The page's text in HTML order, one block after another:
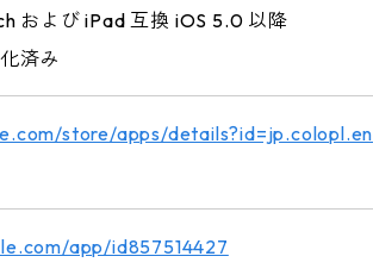
および iPad 互換 iOS 5.0 以降
済み
store/apps/details?id=jp.colopl.en
app/id857514427